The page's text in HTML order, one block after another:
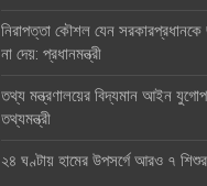
নিরাপত্তা কৌশল যেন সরকারপ্রধানকে
না দেয়: প্রধানমন্ত্রী
তথ্য মন্ত্রণালয়ের বিদ্যমান আইন
তথ্যমন্ত্রী
২৪ ঘণ্টায় হামের উপসর্গে আরও ৭